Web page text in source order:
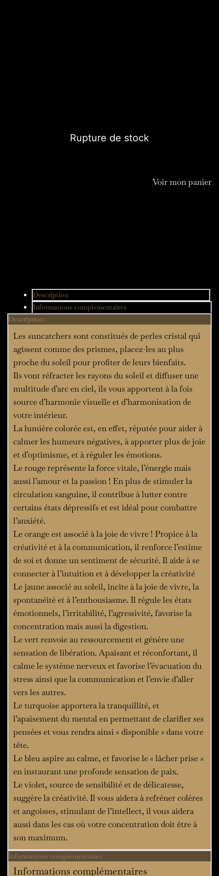
Rupture de stock
Voir mon panier
Description
Informations complémentaires
Description
Les suncatchers sont constitués de perles cristal qui
agissent comme des prismes, placez-les au plus
proche du soleil pour profiter de leurs bienfaits.
Ils vont réfracter les rayons du soleil et diffuser une
multitude d’arc en ciel, ils vous apportent à la fois
source d’harmonie visuelle et d’harmonisation de
votre intérieur.
La lumière colorée est, en effet, réputée pour aider à
calmer les humeurs négatives, à apporter plus de joie
et d’optimisme, et à réguler les émotions.
Le rouge représente la force vitale, l’énergie mais
aussi l’amour et la passion ! En plus de stimuler la
circulation sanguine, il contribue à lutter contre
certains états dépressifs et est idéal pour combattre
l’anxiété.
Le orange est associé à la joie de vivre ! Propice à la
créativité et à la communication, il renforce l’estime
de soi et donne un sentiment de sécurité. Il aide à se
connecter à l’intuition et à développer la créativité
Le jaune associé au soleil, incite à la joie de vivre, la
spontanéité et à l’enthousiasme. Il régule les états
émotionnels, l’irritabilité, l’agressivité, favorise la
concentration mais aussi la digestion.
Le vert renvoie au ressourcement et génère une
sensation de libération. Apaisant et réconfortant, il
calme le système nerveux et favorise l’évacuation du
stress ainsi que la communication et l’envie d’aller
vers les autres.
Le turquoise apportera la tranquillité, et
l’apaisement du mental en permettant de clarifier ses
pensées et vous rendra ainsi « disponible » dans votre
tête.
Le bleu aspire au calme, et favorise le « lâcher prise »
en instaurant une profonde sensation de paix.
Le violet, source de sensibilité et de délicatesse,
suggère la créativité. Il vous aidera à refréner colères
et angoisses, stimulant de l’intellect, il vous aidera
aussi dans les cas où votre concentration doit être à
son maximum.
Informations complémentaires
Informations complémentaires